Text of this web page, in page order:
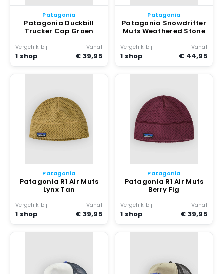
Patagonia
Patagonia Duckbill
Trucker Cap Groen
Vergelijk bij
1 shop
Vanaf
€ 39,95
Patagonia
Patagonia Snowdrifter
Muts Weathered Stone
Vergelijk bij
1 shop
Vanaf
€ 44,95
Patagonia
Patagonia R1 Air Muts
Lynx Tan
Vergelijk bij
1 shop
Vanaf
€ 39,95
Patagonia
Patagonia R1 Air Muts
Berry Fig
Vergelijk bij
1 shop
Vanaf
€ 39,95